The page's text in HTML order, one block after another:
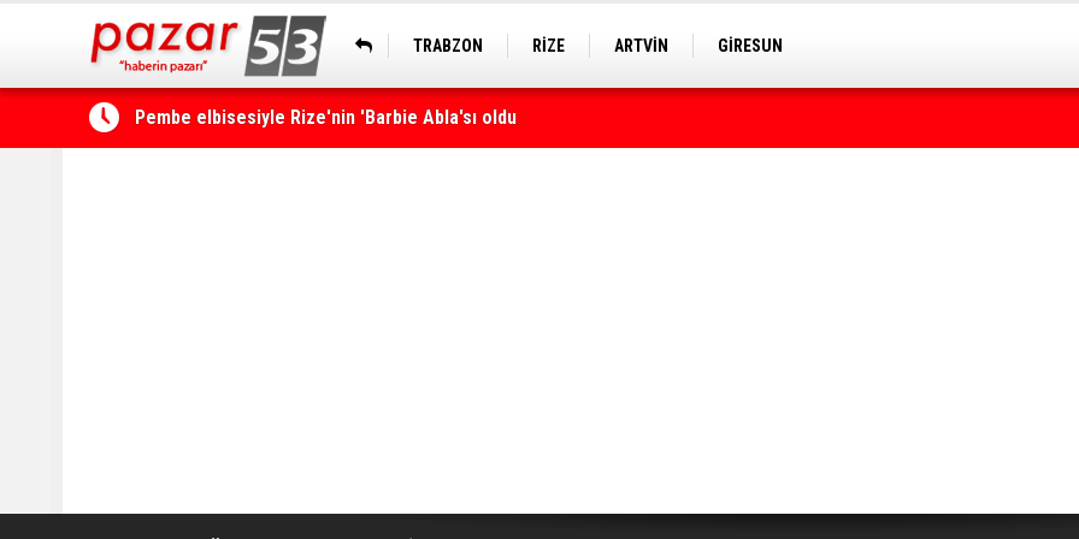
TRABZON RİZE ARTVİN GİRESUN
Rize’de ‘Yaşayan Miras Şöleni’ başladı